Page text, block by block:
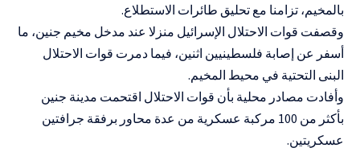
بالمخيم، تزامنا مع تحليق طائرات الاستطلاع.
وقصفت قوات الاحتلال الإسرائيل منزلا عند مدخل مخيم جنين، ما
أسفر عن إصابة فلسطينيين اثنين، فيما دمرت قوات الاحتلال
البنى التحتية في محيط المخيم.
وأفادت مصادر محلية بأن قوات الاحتلال اقتحمت مدينة جنين
بأكثر من 100 مركبة عسكرية من عدة محاور برفقة جرافتين
عسكريتين.